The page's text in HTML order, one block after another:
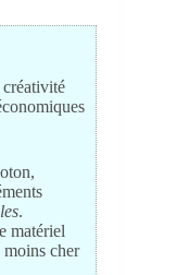
.
matériel
cher